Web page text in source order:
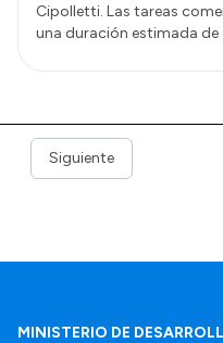
Cipolletti. Las tareas
una duración estimada de
Siguiente
MINISTERIO DE